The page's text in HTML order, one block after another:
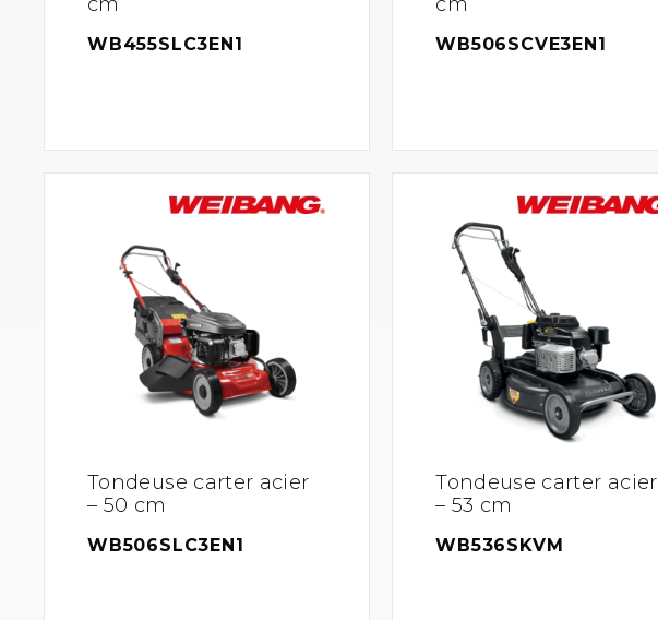
WB455SLC3EN1 WB506SCVE3EN1
Tondeuse carter acier
– 50 cm
WB506SLC3EN1
Tondeuse carter acier
– 53 cm
WB536SKVM